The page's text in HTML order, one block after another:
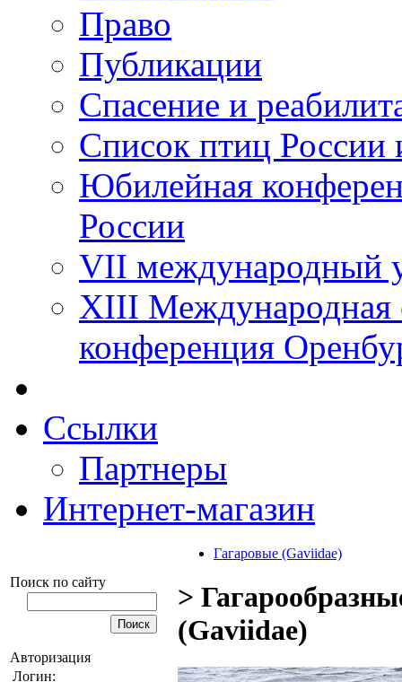
Право
Публикации
Спасение и
Список птиц России
Юбилейная
России
VII международный
XIII Международная
конференция
Ссылки
Партнеры
Интернет-магазин
Поиск по сайту
Авторизация
Логин:
Гагаровые (Gaviidae)
>
(Gaviidae)